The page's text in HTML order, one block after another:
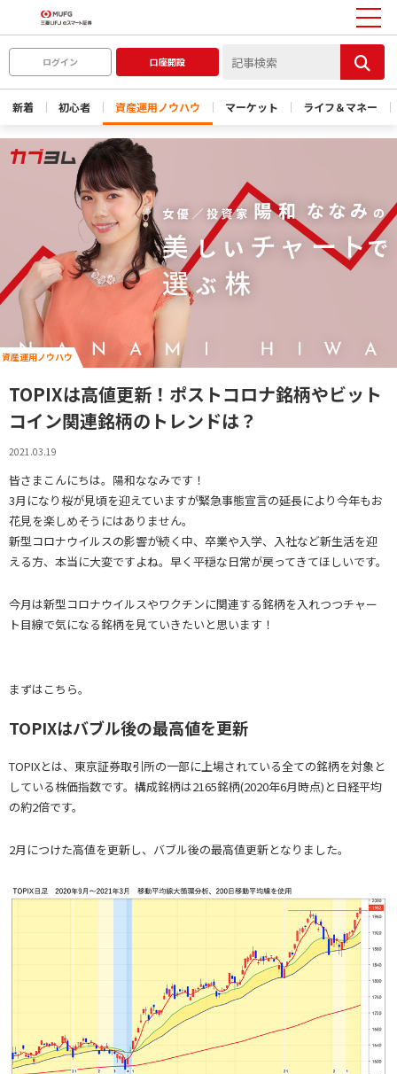
ログイン 口座開設
新着 初心者 資産運用ノウハウ マーケット ライフ＆マネー
資産運用ノウハウ
TOPIXは高値更新！ポストコロナ銘柄やビット
コイン関連銘柄のトレンドは？
2021.03.19
皆さまこんにちは。陽和ななみです！
3月になり桜が見頃を迎えていますが緊急事態宣言の延長により今年もお
花見を楽しめそうにはありません。
新型コロナウイルスの影響が続く中、卒業や入学、入社など新生活を迎
える方、本当に大変ですよね。早く平穏な日常が戻ってきてほしいです。
今月は新型コロナウイルスやワクチンに関連する銘柄を入れつつチャー
ト目線で気になる銘柄を見ていきたいと思います！
まずはこちら。
TOPIXはバブル後の最高値を更新
TOPIXとは、東京証券取引所の一部に上場されている全ての銘柄を対象と
している株価指数です。構成銘柄は2165銘柄(2020年6月時点)と日経平均
の約2倍です。
2月につけた高値を更新し、バブル後の最高値更新となりました。